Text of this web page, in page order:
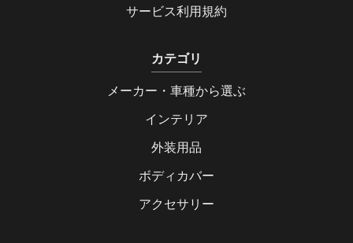
サービス利用規約
カテゴリ
メーカー・車種から選ぶ
インテリア
外装用品
ボディカバー
アクセサリー